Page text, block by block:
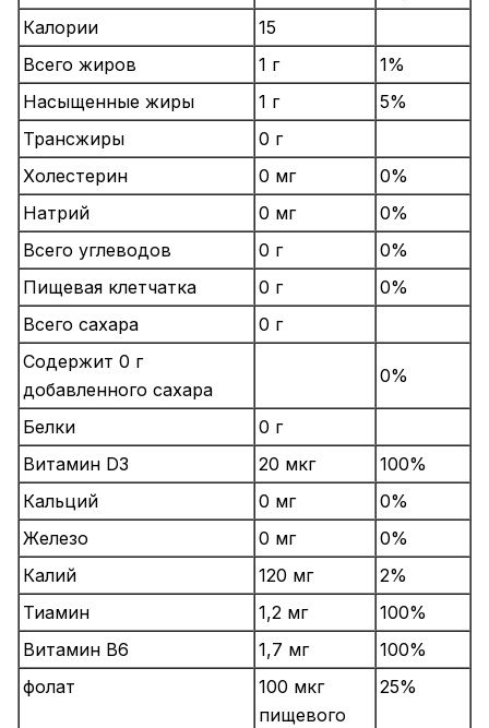
Калории
15
Всего жиров
1 г
1%
Насыщенные жиры
1 г
5%
Трансжиры
0 г
Холестерин
0 мг
0%
Натрий
0 мг
0%
Всего углеводов
0 г
0%
Пищевая клетчатка
0 г
0%
Всего сахара
0 г
Содержит 0 г
добавленного сахара
0%
Белки
0 г
Витамин D3
20 мкг
100%
Кальций
0 мг
0%
Железо
0 мг
0%
Калий
120 мг
2%
Тиамин
1,2 мг
100%
Витамин B6
1,7 мг
100%
фолат
100 мкг
пищевого
25%